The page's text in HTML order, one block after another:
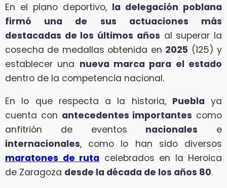
En el plano deportivo, la delegación poblana
firmó una de sus actuaciones más
destacadas de los últimos años al superar la
cosecha de medallas obtenida en 2025 (125) y
establecer una nueva marca para el estado
dentro de la competencia nacional.
En lo que respecta a la historia, Puebla ya
cuenta con antecedentes importantes como
anfitrión de eventos nacionales e
internacionales, como lo han sido diversos
maratones de ruta celebrados en la Heroica
de Zaragoza desde la década de los años 80.